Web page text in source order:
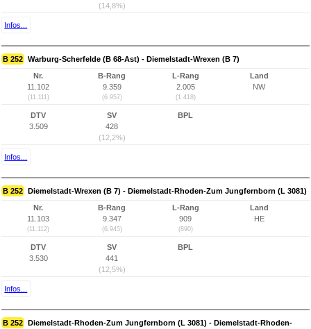
(14,8%)
Infos...
B 252 Warburg-Scherfelde (B 68-Ast) - Diemelstadt-Wrexen (B 7)
Nr.
11.102
(11.111)
B-Rang
9.359
(6.957)
L-Rang
2.005
(1.418)
Land
NW
DTV
3.509
SV
428
(12,2%)
BPL
Infos...
B 252 Diemelstadt-Wrexen (B 7) - Diemelstadt-Rhoden-Zum Jungfernborn (L 3081)
Nr.
11.103
(11.112)
B-Rang
9.347
(6.945)
L-Rang
909
(890)
Land
HE
DTV
3.530
SV
441
(12,5%)
BPL
Infos...
B 252 Diemelstadt-Rhoden-Zum Jungfernborn (L 3081) - Diemelstadt-Rhoden-